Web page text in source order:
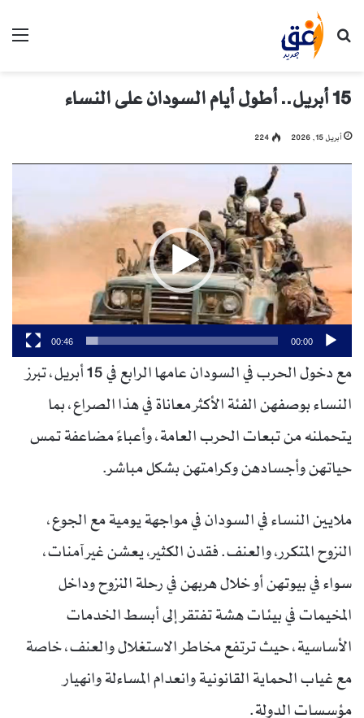
بحث عن
15 أبريل.. أطول أيام السودان على النساء
أبريل 15, 2026 224
00:00
00:46
مع دخول الحرب في السودان عامها الرابع في 15 أبريل، تبرز
النساء بوصفهن الفئة الأكثر معاناة في هذا الصراع، بما
يتحملنه من تبعات الحرب العامة، وأعباءً مضاعفة تمس
حياتهن وأجسادهن وكرامتهن بشكل مباشر.
ملايين النساء في السودان في مواجهة يومية مع الجوع،
النزوح المتكرر، والعنف. فقدن الكثير، يعشن غير آمنات،
سواء في بيوتهن أو خلال هربهن في رحلة النزوح وداخل
المخيمات في بيئات هشة تفتقر إلى أبسط الخدمات
الأساسية، حيث ترتفع مخاطر الاستغلال والعنف، خاصة
مع غياب الحماية القانونية وانعدام المساءلة وانهيار
مؤسسات الدولة.